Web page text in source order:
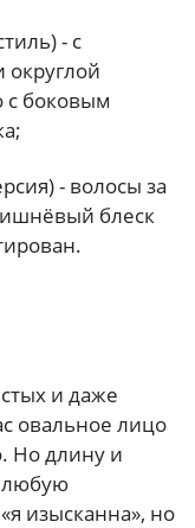
- с
с боковым
- волосы за
блеск
и даже
овальное лицо
Но длину и
любую
изысканна», но